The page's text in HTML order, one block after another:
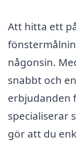
Att hitta ett
någonsin.
snabbt och
erbjudanden
specialiserar
gör att du